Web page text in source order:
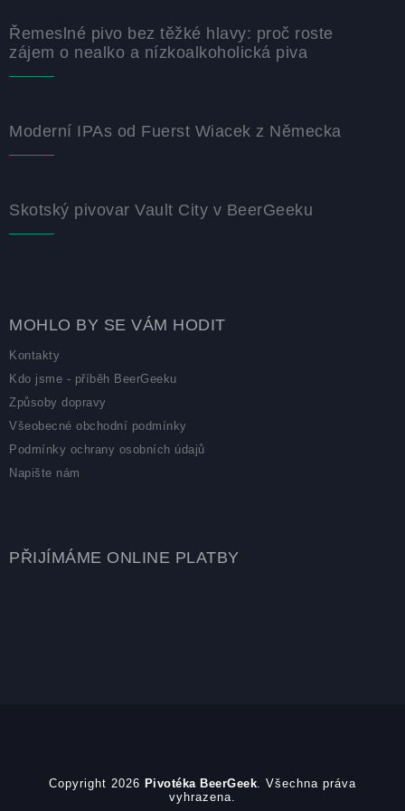
Řemeslné pivo bez těžké hlavy: proč roste
zájem o nealko a nízkoalkoholická piva
Moderní IPAs od Fuerst Wiacek z Německa
Skotský pivovar Vault City v BeerGeeku
MOHLO BY SE VÁM HODIT
Kontakty
Kdo jsme - příběh BeerGeeku
Způsoby dopravy
Všeobecné obchodní podmínky
Podmínky ochrany osobních údajů
Napište nám
PŘIJÍMÁME ONLINE PLATBY
Copyright 2026 Pivotéka BeerGeek . Všechna práva
vyhrazena.